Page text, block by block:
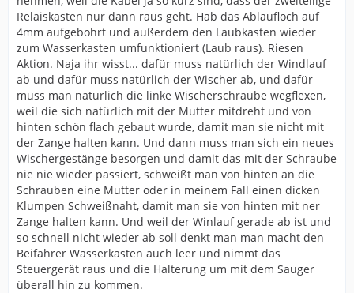
Relaiskasten nur dann raus geht. Hab das Ablaufloch auf
4mm aufgebohrt und außerdem den Laubkasten wieder
zum Wasserkasten umfunktioniert (Laub raus). Riesen
Aktion. Naja ihr wisst... dafür muss natürlich der Windlauf
ab und dafür muss natürlich der Wischer ab, und dafür
muss man natürlich die linke Wischerschraube wegflexen,
weil die sich natürlich mit der Mutter mitdreht und von
hinten schön flach gebaut wurde, damit man sie nicht mit
der Zange halten kann. Und dann muss man sich ein neues
Wischergestänge besorgen und damit das mit der Schraube
nie nie wieder passiert, schweißt man von hinten an die
Schrauben eine Mutter oder in meinem Fall einen dicken
Klumpen Schweißnaht, damit man sie von hinten mit ner
Zange halten kann. Und weil der Winlauf gerade ab ist und
so schnell nicht wieder ab soll denkt man man macht den
Beifahrer Wasserkasten auch leer und nimmt das
Steuergerät raus und die Halterung um mit dem Sauger
überall hin zu kommen.